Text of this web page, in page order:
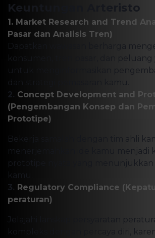
Keuntungan Arteristo
1. Market Research and Trend
Pasar dan Analisis Tren)
Dapatkan wawasan berharga
konsumen, tren pasar, dan
untuk menginformasikan
dan strategi pemasaran kamu.
2. Concept Development and
(Pengembangan Konsep dan
Prototipe)
Bekerja samalah dengan tim ahli
menerjemahkan ide kamu menjadi
prototipe nyata yang menunjukkan
kamu.
3. Regulatory Compliance
peraturan)
Jelajahi lanskap persyaratan
kompleks dengan percaya diri,